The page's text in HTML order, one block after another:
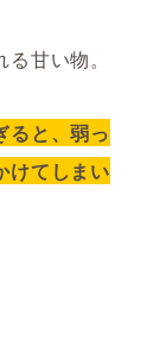
甘い物。
ると、弱っ
けてしまい